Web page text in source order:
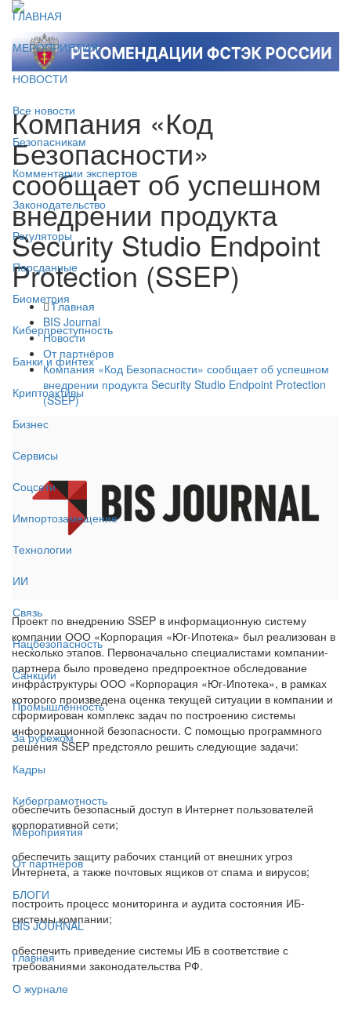
ГЛАВНАЯ
МЕРОПРИЯТИЯ
НОВОСТИ
Все новости
Безопасникам
Комментарии экспертов
Законодательство
Регуляторы
Персданные
Биометрия
Киберпреступность
Банки и финтех
Криптоактивы
Бизнес
Сервисы
Соцсети
Импортозамещение
Технологии
ИИ
Связь
Нацбезопасность
Санкции
Промышленность
За рубежом
Кадры
Киберграмотность
Мероприятия
От партнёров
БЛОГИ
BIS JOURNAL
Главная
О журнале
Компания «Код
Безопасности»
сообщает об успешном
внедрении продукта
Security Studio Endpoint
Protection (SSEP)
Главная
BIS Journal
Новости
От партнёров
Компания «Код Безопасности» сообщает об успешном
внедрении продукта Security Studio Endpoint Protection
(SSEP)
Проект по внедрению SSEP в информационную систему
компании ООО «Корпорация «Юг-Ипотека» был реализован в
несколько этапов. Первоначально специалистами компании-
партнера было проведено предпроектное обследование
инфраструктуры ООО «Корпорация «Юг-Ипотека», в рамках
которого произведена оценка текущей ситуации в компании и
сформирован комплекс задач по построению системы
информационной безопасности. С помощью программного
решения SSEP предстояло решить следующие задачи:
обеспечить безопасный доступ в Интернет пользователей
корпоративной сети;
обеспечить защиту рабочих станций от внешних угроз
Интернета, а также почтовых ящиков от спама и вирусов;
построить процесс мониторинга и аудита состояния ИБ-
системы компании;
обеспечить приведение системы ИБ в соответствие с
требованиями законодательства РФ.